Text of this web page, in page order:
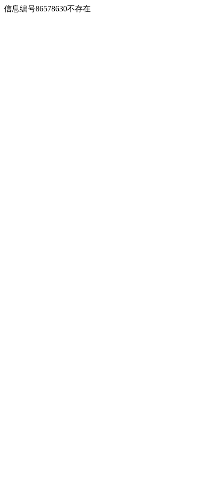
信息编号86578630不存在